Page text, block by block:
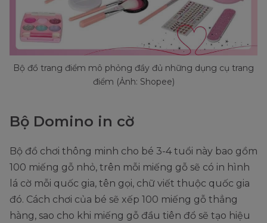
Bộ đồ trang điểm mô phỏng đầy đủ những dụng cụ trang
điểm (Ảnh: Shopee)
Bộ Domino in cờ
Bộ đồ chơi thông minh cho bé 3-4 tuổi này bao gồm
100 miếng gỗ nhỏ, trên mỗi miếng gỗ sẽ có in hình
lá cờ mỗi quốc gia, tên gọi, chữ viết thuộc quốc gia
đó. Cách chơi của bé sẽ xếp 100 miếng gỗ thẳng
hàng, sao cho khi miếng gỗ đầu tiên đổ sẽ tạo hiệu